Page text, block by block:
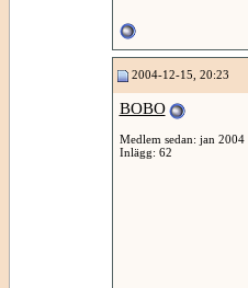
2004-12-15, 20:23
BOBO
Medlem sedan: jan 2004
Inlägg: 62